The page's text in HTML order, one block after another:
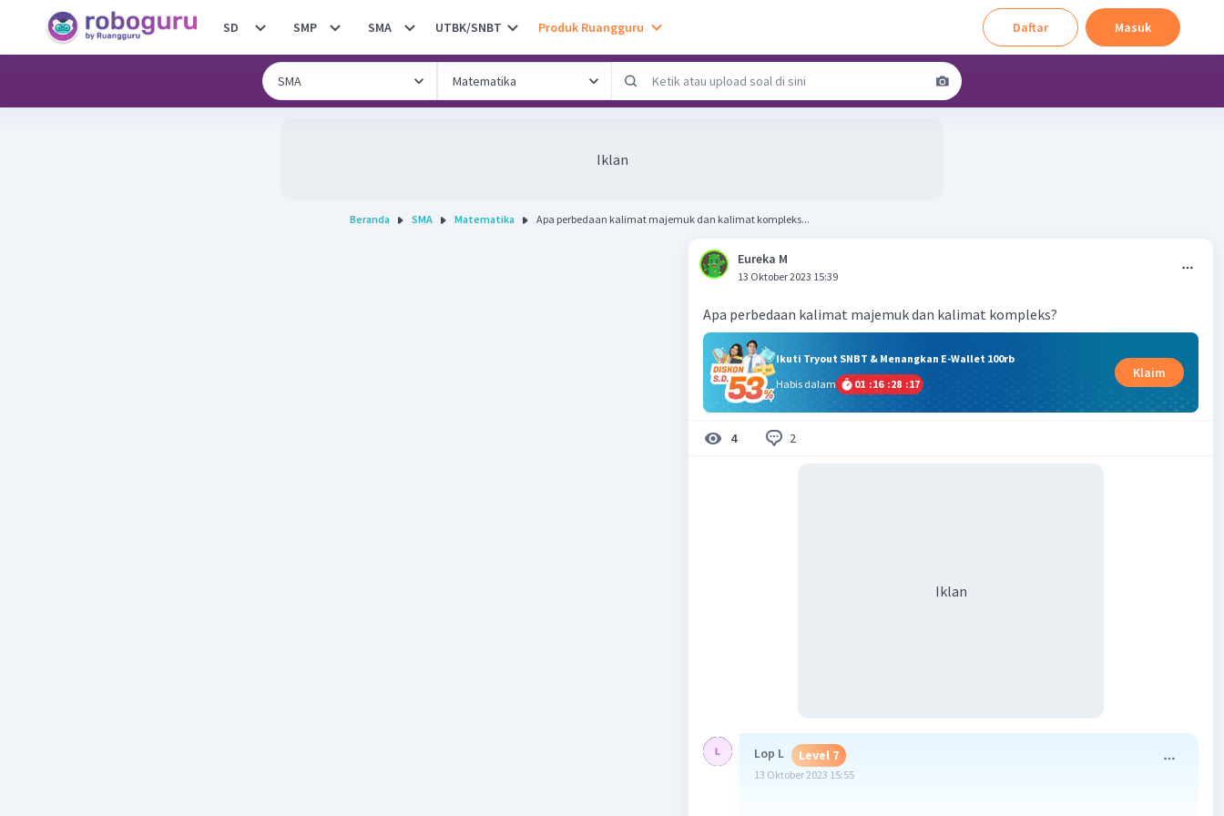
SD SMP SMA UTBK/SNBT Produk Ruangguru Daftar Masuk
Iklan
Beranda SMA Matematika Apa perbedaan kalimat majemuk dan kalimat kompleks...
Eureka M
13 Oktober 2023 15:39
Apa perbedaan kalimat majemuk dan kalimat kompleks?
Ikuti Tryout SNBT & Menangkan E-Wallet 100rb
Habis dalam
01 :16 :28 :16
Klaim
4 2
Iklan
Lop L Level 7
13 Oktober 2023 15:55